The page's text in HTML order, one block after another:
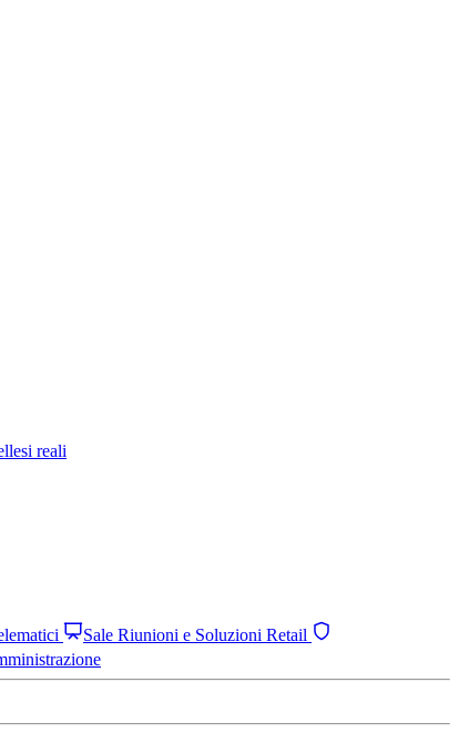
reali
Sale Riunioni e Soluzioni Retail